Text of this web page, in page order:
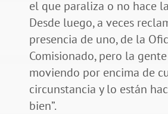
el que paraliza o no hace
Desde luego, a veces
presencia de uno, de la
Comisionado, pero la
moviendo por encima de
circunstancia y lo están
bien”.